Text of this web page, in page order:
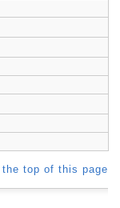
top of this page